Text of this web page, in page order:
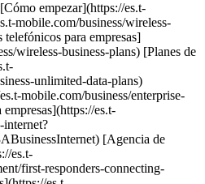
empezar](https://es.t-
mobile.com/business/wireless-
telefónicos para empresas]
wireless-business-plans) [Planes de
unlimited-data-plans)
mobile.com/business/enterprise-
es.t-
internet?
[Agencia de
es.t-
first-responders-connecting-